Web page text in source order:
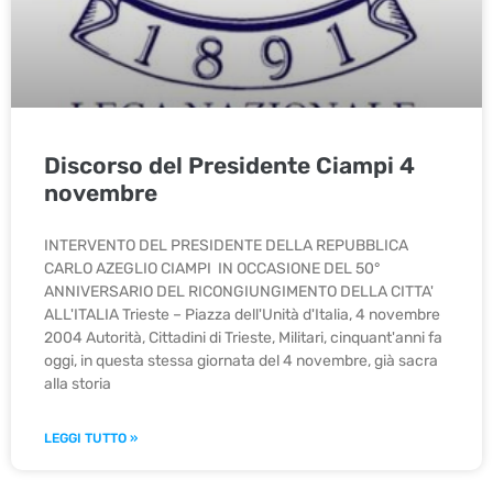
Discorso del Presidente Ciampi 4
novembre
INTERVENTO DEL PRESIDENTE DELLA REPUBBLICA
CARLO AZEGLIO CIAMPI IN OCCASIONE DEL 50°
ANNIVERSARIO DEL RICONGIUNGIMENTO DELLA CITTA'
ALL'ITALIA Trieste – Piazza dell'Unità d'Italia, 4 novembre
2004 Autorità, Cittadini di Trieste, Militari, cinquant'anni fa
oggi, in questa stessa giornata del 4 novembre, già sacra
alla storia
LEGGI TUTTO »